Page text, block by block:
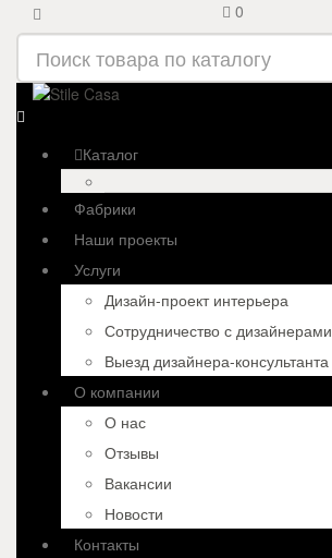
0
Каталог
Фабрики
Наши проекты
Услуги
Дизайн-проект интерьера
Сотрудничество с дизайнерами
Выезд дизайнера-консультанта
О компании
О нас
Отзывы
Вакансии
Новости
Контакты